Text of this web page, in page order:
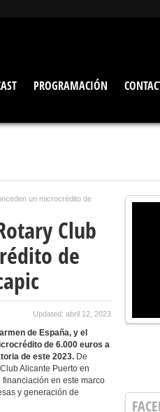
PROGRAMACIÓN
un microcrédito de
Club
de
Updated: abril 12, 2023
de España, y el
de 6.000 euros a
de este 2023. De
Alicante Puerto en
en este marco
y generación de